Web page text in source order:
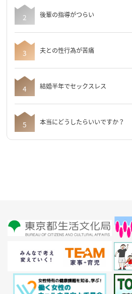
後輩の指導がつらい
夫との性行為が苦痛
結婚半年でセックスレス
本当にどうしたらいいですか？